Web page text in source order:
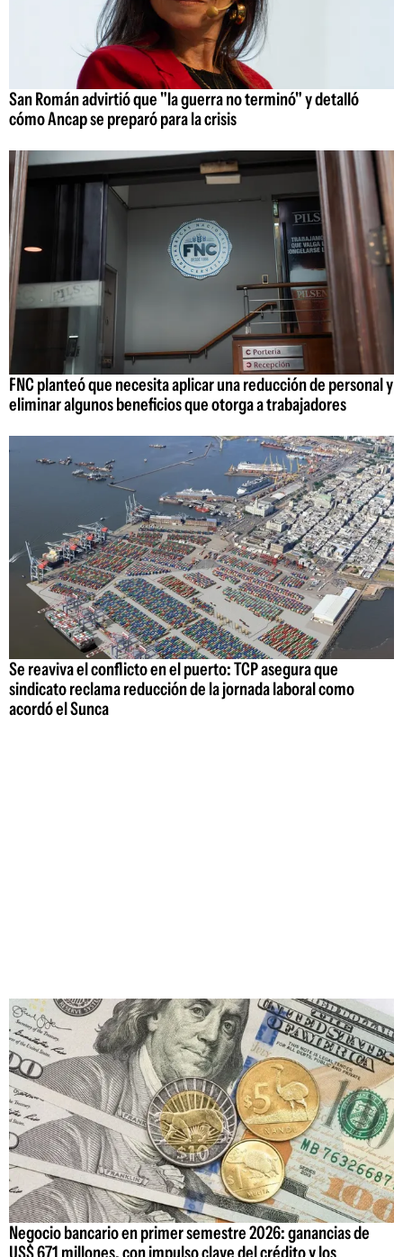
San Román advirtió que "la guerra no terminó" y detalló
cómo Ancap se preparó para la crisis
FNC planteó que necesita aplicar una reducción de personal y
eliminar algunos beneficios que otorga a trabajadores
Se reaviva el conflicto en el puerto: TCP asegura que
sindicato reclama reducción de la jornada laboral como
acordó el Sunca
Negocio bancario en primer semestre 2026: ganancias de
US$ 671 millones, con impulso clave del crédito y los